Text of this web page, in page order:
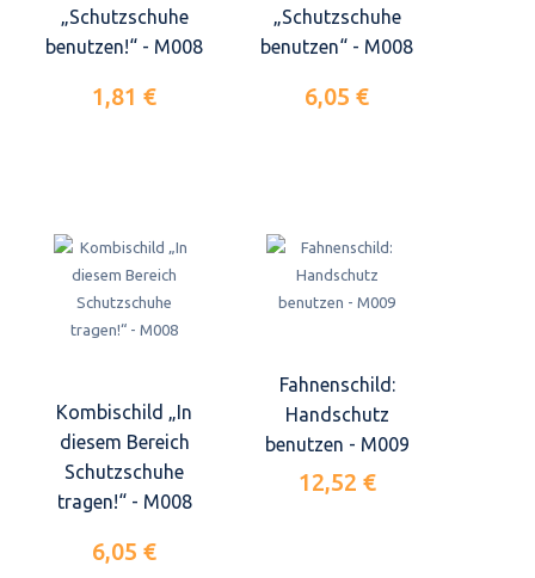
„Schutzschuhe
benutzen!“ - M008
1,81 €
„Schutzschuhe
benutzen“ - M008
6,05 €
Kombischild „In
diesem Bereich
Schutzschuhe
tragen!“ - M008
6,05 €
Fahnenschild:
Handschutz
benutzen - M009
12,52 €